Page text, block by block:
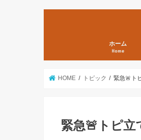
ホーム
Home
HOME トピック 緊急🚨ト
緊急🚨トピ立